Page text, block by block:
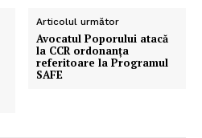
Articolul următor
Avocatul Poporului atacă
la CCR ordonanța
referitoare la Programul
SAFE